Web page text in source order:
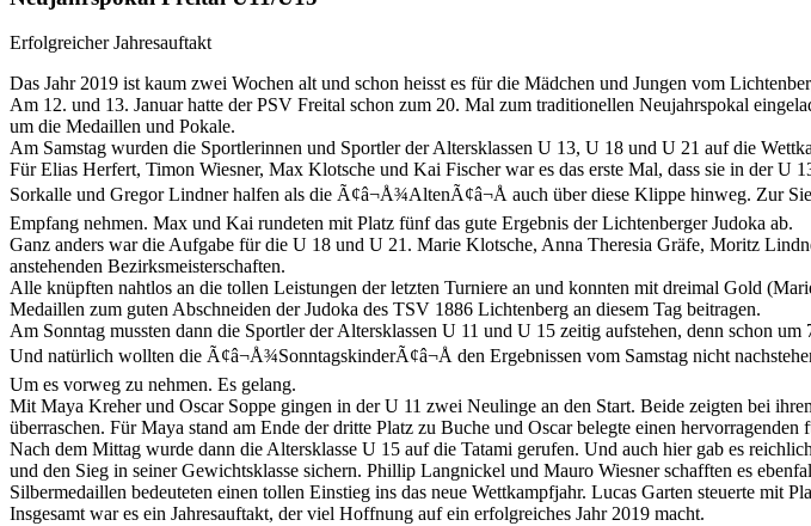
Erfolgreicher Jahresauftakt
Das Jahr 2019 ist kaum zwei Wochen alt und schon heisst es für die Mädchen und Jungen vom
Am 12. und 13. Januar hatte der PSV Freital schon zum 20. Mal zum traditionellen Neujahrspokal
um die Medaillen und Pokale.
Am Samstag wurden die Sportlerinnen und Sportler der Altersklassen U 13, U 18 und U 21 auf die
Für Elias Herfert, Timon Wiesner, Max Klotsche und Kai Fischer war es das erste Mal, dass sie in der
Sorkalle und Gregor Lindner halfen als die Ã¢â¬Å¾AltenÃ¢â¬Å auch über diese Klippe hinweg. Zur
Empfang nehmen. Max und Kai rundeten mit Platz fünf das gute Ergebnis der Lichtenberger Judoka ab.
Ganz anders war die Aufgabe für die U 18 und U 21. Marie Klotsche, Anna Theresia Gräfe, Moritz
anstehenden Bezirksmeisterschaften.
Alle knüpften nahtlos an die tollen Leistungen der letzten Turniere an und konnten mit dreimal Gold
Medaillen zum guten Abschneiden der Judoka des TSV 1886 Lichtenberg an diesem Tag beitragen.
Am Sonntag mussten dann die Sportler der Altersklassen U 11 und U 15 zeitig aufstehen, denn schon
Und natürlich wollten die Ã¢â¬Å¾SonntagskinderÃ¢â¬Å den Ergebnissen vom Samstag nicht
Um es vorweg zu nehmen. Es gelang.
Mit Maya Kreher und Oscar Soppe gingen in der U 11 zwei Neulinge an den Start. Beide zeigten bei
überraschen. Für Maya stand am Ende der dritte Platz zu Buche und Oscar belegte einen hervorragenden
Nach dem Mittag wurde dann die Altersklasse U 15 auf die Tatami gerufen. Und auch hier gab es
und den Sieg in seiner Gewichtsklasse sichern. Phillip Langnickel und Mauro Wiesner schafften es
Silbermedaillen bedeuteten einen tollen Einstieg ins das neue Wettkampfjahr. Lucas Garten steuerte mit
Insgesamt war es ein Jahresauftakt, der viel Hoffnung auf ein erfolgreiches Jahr 2019 macht.